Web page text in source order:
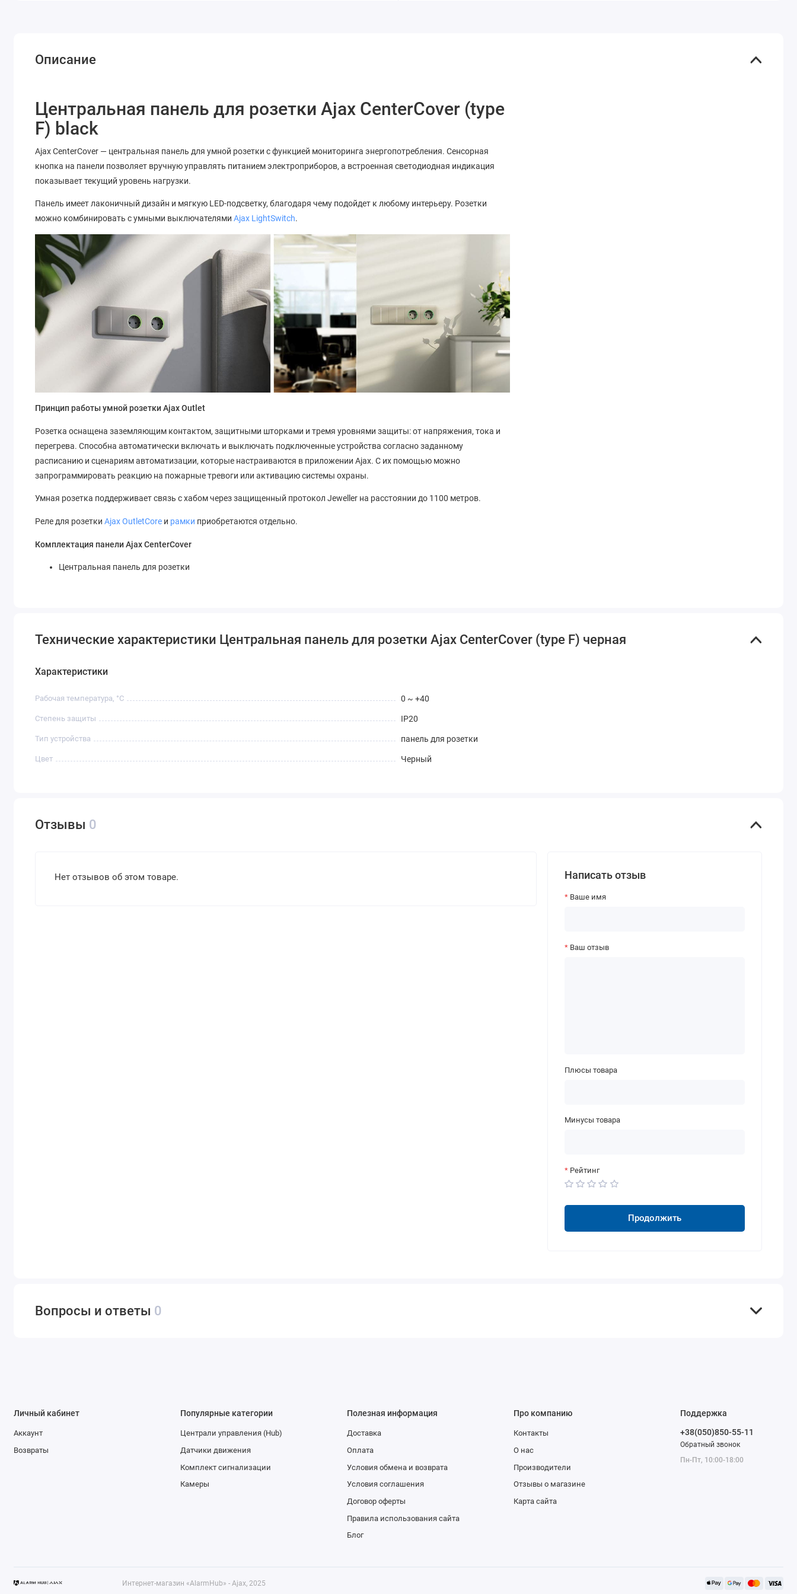
Описание
Центральная панель для розетки Ajax CenterCover (type
F) black
Ajax CenterCover — центральная панель для умной розетки с функцией мониторинга энергопотребления. Сенсорная
кнопка на панели позволяет вручную управлять питанием электроприборов, а встроенная светодиодная индикация
показывает текущий уровень нагрузки.
Панель имеет лаконичный дизайн и мягкую LED-подсветку, благодаря чему подойдет к любому интерьеру. Розетки
можно комбинировать с умными выключателямиAjax LightSwitch.
Принцип работы умной розетки Ajax Outlet
Розетка оснащена заземляющим контактом, защитными шторками и тремя уровнями защиты: от напряжения, тока и
перегрева. Способна автоматически включать и выключать подключенные устройства согласно заданному
расписанию и сценариям автоматизации, которые настраиваются в приложении Ajax. С их помощью можно
запрограммировать реакцию на пожарные тревоги или активацию системы охраны.
Умная розетка поддерживает связь с хабом через защищенный протокол Jeweller на расстоянии до 1100 метров.
Реле для розеткиAjax OutletCore и рамки приобретаются отдельно.
Комплектация панели Ajax CenterCover
Центральная панель для розетки
Технические характеристики Центральная панель для розетки Ajax CenterCover (type F) черная
Характеристики
Рабочая температура, °C 0 ~ +40
Степень защиты IP20
Тип устройства панель для розетки
Цвет Черный
Отзывы 0
Нет отзывов об этом товаре. Написать отзыв
Ваше имя
Ваш отзыв
Плюсы товара
Минусы товара
Рейтинг
Продолжить
Вопросы и ответы 0
Личный кабинет
Аккаунт
Возвраты
Популярные категории
Централи управления (Hub)
Датчики движения
Комплект сигнализации
Камеры
Полезная информация
Доставка
Оплата
Условия обмена и возврата
Условия соглашения
Договор оферты
Правила использования сайта
Блог
Про компанию
Контакты
О нас
Производители
Отзывы о магазине
Карта сайта
Поддержка
+38(050)850-55-11
Обратный звонок
Пн-Пт, 10:00-18:00
Интернет-магазин «AlarmHub» - Ajax, 2025